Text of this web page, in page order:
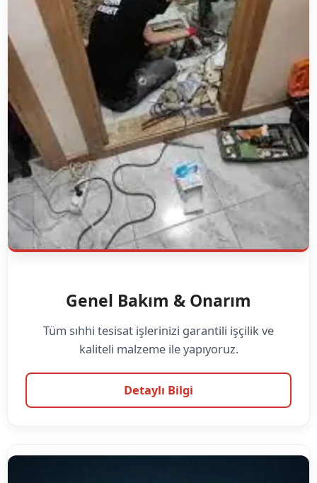
Genel Bakım & Onarım
Tüm sıhhi tesisat işlerinizi garantili işçilik ve
kaliteli malzeme ile yapıyoruz.
Detaylı Bilgi